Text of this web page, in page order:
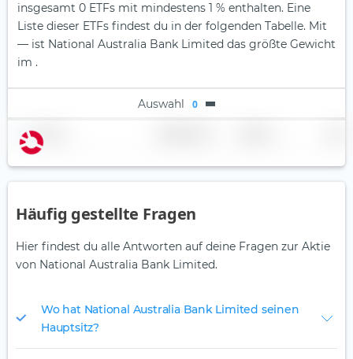
insgesamt 0 ETFs mit mindestens 1 % enthalten. Eine
Liste dieser ETFs findest du in der folgenden Tabelle. Mit
— ist National Australia Bank Limited das größte Gewicht
im .
Auswahl 0
Name
Häufig gestellte Fragen
Hier findest du alle Antworten auf deine Fragen zur Aktie
von National Australia Bank Limited.
Wo hat National Australia Bank Limited seinen
Hauptsitz?